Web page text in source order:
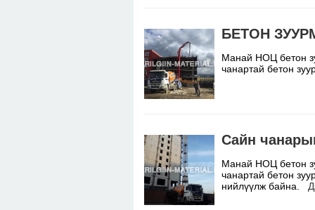
БЕТОН
Манай НОЦ бетон
чанартай бетон
Сайн
Манай НОЦ бетон
чанартай бетон
нийлүүлж байна.